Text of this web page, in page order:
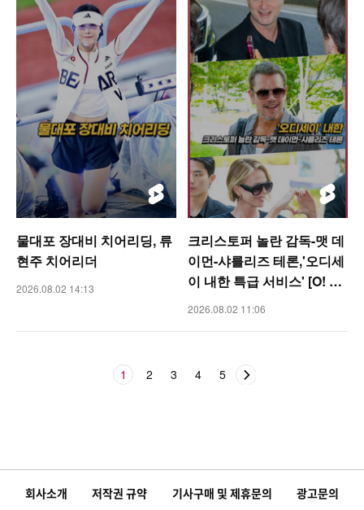
물대포 장대비 치어리딩, 류
현주 치어리더
2026.08.02 14:13
크리스토퍼 놀란 감독-맷 데
이먼-샤를리즈 테론,'오디세
이 내한 특급 서비스' [O! ST
2026.08.02 11:06
1 2 3 4 5
회사소개 저작권 규약 기사구매 및 제휴문의 광고문의